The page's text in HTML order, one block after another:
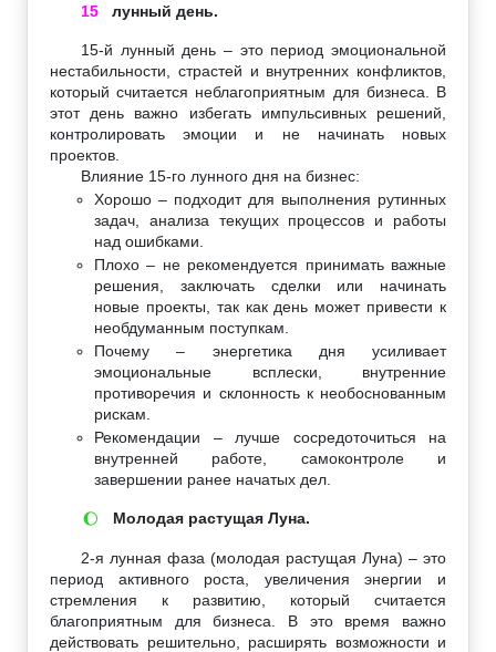
15 лунный день.
15-й лунный день – это период эмоциональной
нестабильности, страстей и внутренних конфликтов,
который считается неблагоприятным для бизнеса. В
этот день важно избегать импульсивных решений,
контролировать эмоции и не начинать новых
проектов.
Влияние 15-го лунного дня на бизнес:
Хорошо – подходит для выполнения рутинных
задач, анализа текущих процессов и работы
над ошибками.
Плохо – не рекомендуется принимать важные
решения, заключать сделки или начинать
новые проекты, так как день может привести к
необдуманным поступкам.
Почему – энергетика дня усиливает
эмоциональные всплески, внутренние
противоречия и склонность к необоснованным
рискам.
Рекомендации – лучше сосредоточиться на
внутренней работе, самоконтроле и
завершении ранее начатых дел.
🌔 Молодая растущая Луна.
2-я лунная фаза (молодая растущая Луна) – это
период активного роста, увеличения энергии и
стремления к развитию, который считается
благоприятным для бизнеса. В это время важно
действовать решительно, расширять возможности и